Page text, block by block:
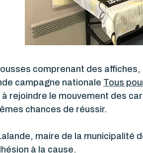
comprenant des affiches,
campagne nationale Tous
rejoindre le mouvement des
chances de réussir.
maire de la municipalité
à la cause.